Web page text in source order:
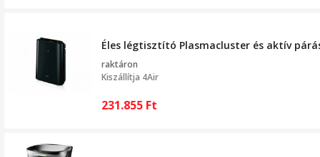
Éles légtisztító Plasmacluster és aktív
raktáron
Kiszállítja 4Air
231.855 Ft